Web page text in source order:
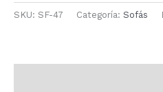
SKU: SF-47 Categoría: Sofás